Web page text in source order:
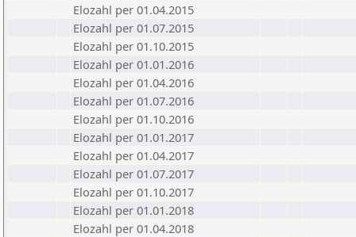
Elozahl per 01.04.2015
Elozahl per 01.07.2015
Elozahl per 01.10.2015
Elozahl per 01.01.2016
Elozahl per 01.04.2016
Elozahl per 01.07.2016
Elozahl per 01.10.2016
Elozahl per 01.01.2017
Elozahl per 01.04.2017
Elozahl per 01.07.2017
Elozahl per 01.10.2017
Elozahl per 01.01.2018
Elozahl per 01.04.2018